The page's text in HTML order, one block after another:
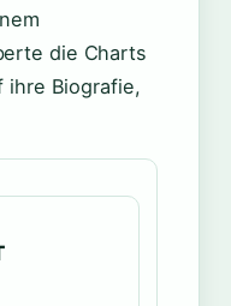
die Charts
ihre Biografie,